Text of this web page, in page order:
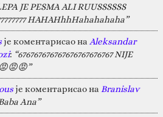
JE PESMA ALI RUUSSSSSS
HAHAHhhHahahahaha”
је коментарисао на Aleksandar
: “676767676767676767676767 NIJE
је коментарисао на Branislav
Ana”